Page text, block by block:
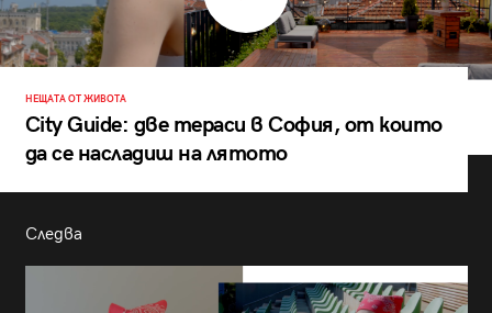
НЕЩАТА ОТ ЖИВОТА
City Guide: две тераси в София, от които
да се насладиш на лятото
Следва